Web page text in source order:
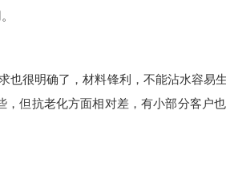
很明确了，材料锋利，不能沾水容
，但抗老化方面相对差，有小部分客户